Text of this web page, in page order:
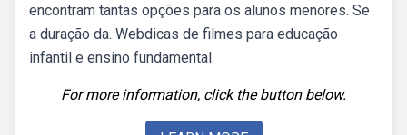
encontram tantas opções para os alunos menores. Se
a duração da. Webdicas de filmes para educação
infantil e ensino fundamental.
For more information, click the button below.